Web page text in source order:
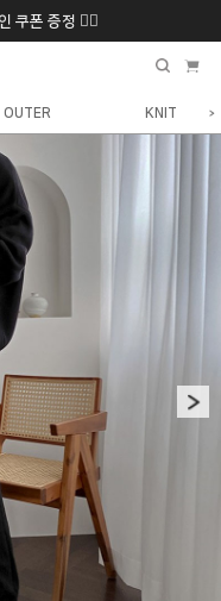
쿠폰 증정 ❤️‍🔥
12월
OUTER KNIT